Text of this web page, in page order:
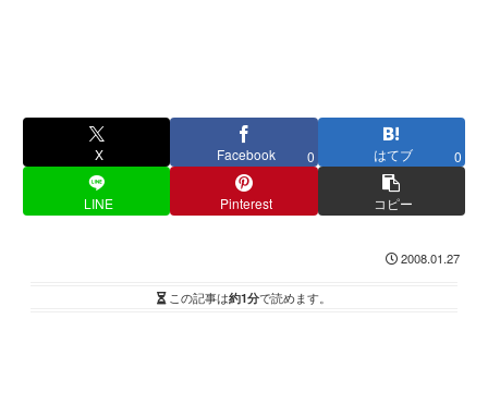
X Facebook 0 はてブ 0
LINE Pinterest コピー
2008.01.27
この記事は約1分で読めます。